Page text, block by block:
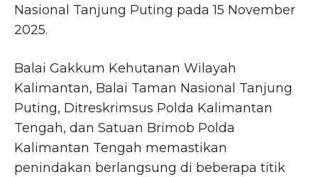
Nasional Tanjung Puting pada 15 November
2025.
Balai Gakkum Kehutanan Wilayah
Kalimantan, Balai Taman Nasional Tanjung
Puting, Ditreskrimsus Polda Kalimantan
Tengah, dan Satuan Brimob Polda
Kalimantan Tengah memastikan
penindakan berlangsung di beberapa titik